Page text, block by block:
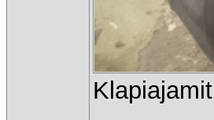
Klapiajamit